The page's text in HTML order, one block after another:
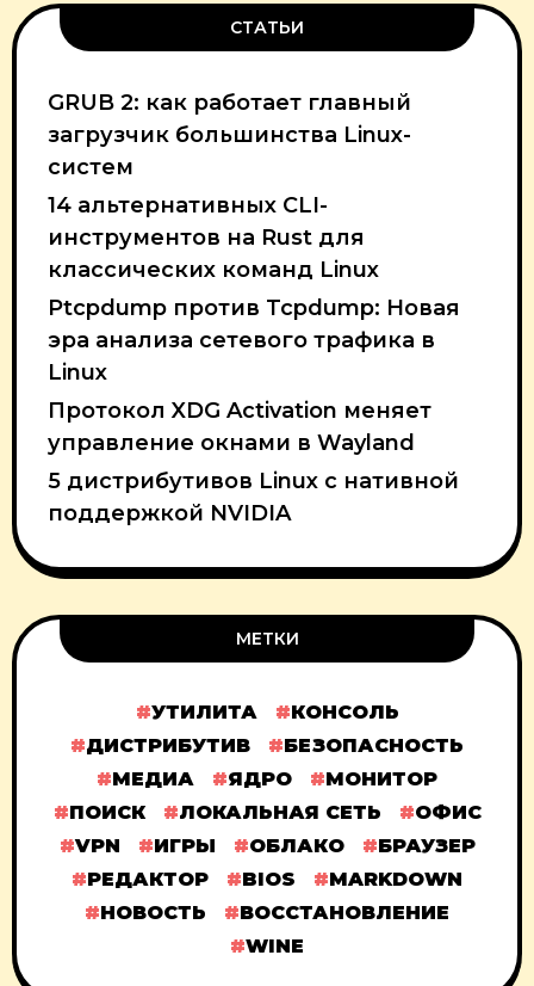
СТАТЬИ
GRUB 2: как работает главный
загрузчик большинства Linux-
систем
14 альтернативных CLI-
инструментов на Rust для
классических команд Linux
Ptcpdump против Tcpdump: Новая
эра анализа сетевого трафика в
Linux
Протокол XDG Activation меняет
управление окнами в Wayland
5 дистрибутивов Linux с нативной
поддержкой NVIDIA
МЕТКИ
УТИЛИТА
КОНСОЛЬ
ДИСТРИБУТИВ
БЕЗОПАСНОСТЬ
МЕДИА
ЯДРО
МОНИТОР
ПОИСК
ЛОКАЛЬНАЯ СЕТЬ
ОФИС
VPN
ИГРЫ ОБЛАКО
БРАУЗЕР
РЕДАКТОР
BIOS
MARKDOWN
НОВОСТЬ
ВОССТАНОВЛЕНИЕ
WINE